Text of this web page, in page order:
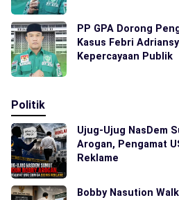
PP GPA Dorong
Kasus Febri
Kepercayaan Publik
Politik
Ujug-Ujug NasDem
Arogan, Pengamat
Reklame
Bobby Nasution